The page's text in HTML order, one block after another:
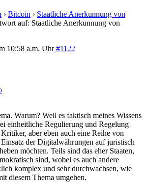
› Bitcoin › Staatliche Anerkunnung von
auf: Staatliche Anerkunnung von
10:58 a.m. Uhr #1122
Warum? Weil es faktisch meines Wissens
einheitliche Regulierung und Regelung
aber eben auch eine Reihe von
der Digitalwährungen auf juristisch
möchten. Teils sind das eher Staaten,
sind, wobei es auch andere
komplex und sehr durchwachsen, wie
diesem Thema umgehen.